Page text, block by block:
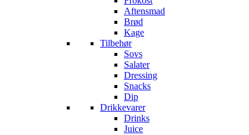
Aftensmad
Brød
Kage
Tilbehør
Sovs
Salater
Dressing
Snacks
Dip
Drikkevarer
Drinks
Juice